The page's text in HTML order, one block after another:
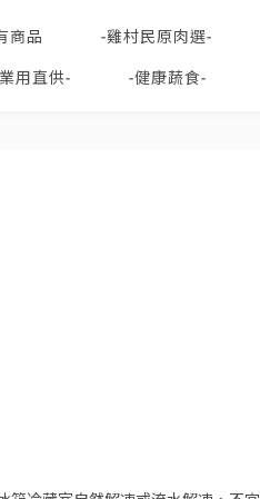
商品 -雞村民原肉選-
用直供- -健康蔬食-